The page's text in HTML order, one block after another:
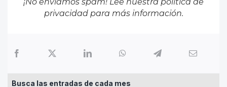
privacidadpara más información.
Busca las entradas de cada mes